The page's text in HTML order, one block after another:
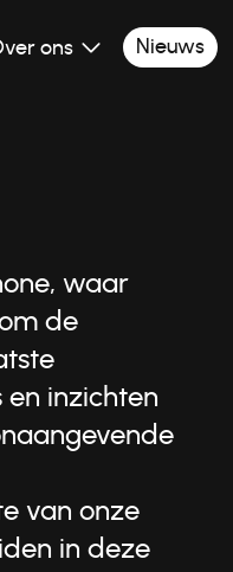
ons Nieuws
waar
de
inzichten
van onze
in deze